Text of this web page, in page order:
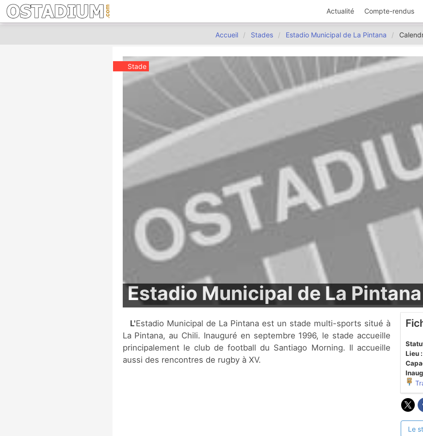
Actualité Compte-rendus
Accueil Stades Estadio Municipal de La Pintana
Stade
Estadio Municipal de La Pintana
L'Estadio Municipal de La Pintana est un stade multi-sports situé à
La Pintana, au Chili. Inauguré en septembre 1996, le stade accueille
principalement le club de football du Santiago Morning. Il accueille
aussi des rencontres de rugby à XV.
Lieu :
Le